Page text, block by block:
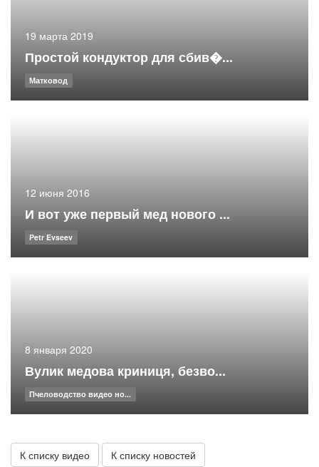
19 марта 2019
Простой кондуктор для сбив�...
Матковод
12 июня 2016
И вот уже первый мед нового ...
Petr Evseev
8 января 2020
Вулик медова криниця, безво...
Пчеловодство видео но...
К списку видео К списку новостей